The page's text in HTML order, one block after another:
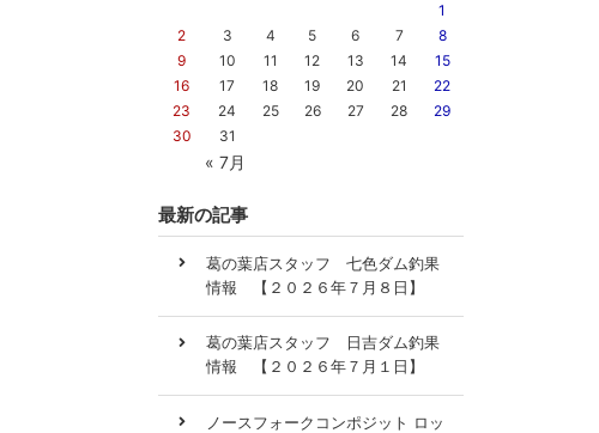
« 7月
1
2
3 4 5 6 7
8
9
10 11 12 13 14
15
16
17 18 19 20 21
22
23
24 25 26 27 28
29
30
31
最新の記事
葛の葉店スタッフ 七色ダム釣果
情報 【２０２６年７月８日】
葛の葉店スタッフ 日吉ダム釣果
情報 【２０２６年７月１日】
ノースフォークコンポジット ロッ